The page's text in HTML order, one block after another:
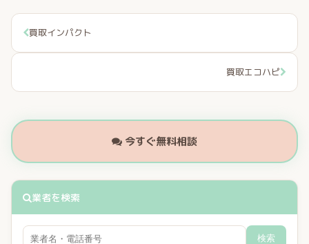
買取インパクト
買取エコハピ
今すぐ無料相談
業者を検索
検索